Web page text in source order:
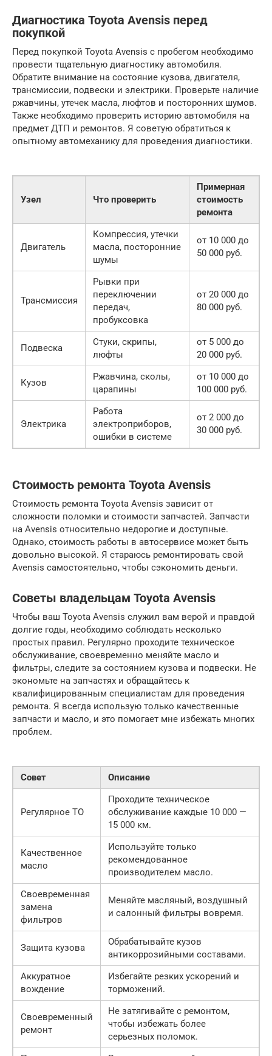
Диагностика Toyota Avensis перед
покупкой
Перед покупкой Toyota Avensis с пробегом необходимо
провести тщательную диагностику автомобиля.
Обратите внимание на состояние кузова, двигателя,
трансмиссии, подвески и электрики. Проверьте наличие
ржавчины, утечек масла, люфтов и посторонних шумов.
Также необходимо проверить историю автомобиля на
предмет ДТП и ремонтов. Я советую обратиться к
опытному автомеханику для проведения диагностики.
Узел Что проверить
Примерная
стоимость
ремонта
Двигатель
Компрессия, утечки
масла, посторонние
шумы
от 10 000 до
50 000 руб.
Трансмиссия
Рывки при
переключении
передач,
пробуксовка
от 20 000 до
80 000 руб.
Подвеска
Стуки, скрипы,
люфты
от 5 000 до
20 000 руб.
Кузов
Ржавчина, сколы,
царапины
от 10 000 до
100 000 руб.
Электрика
Работа
электроприборов,
ошибки в системе
от 2 000 до
30 000 руб.
Стоимость ремонта Toyota Avensis
Стоимость ремонта Toyota Avensis зависит от
сложности поломки и стоимости запчастей. Запчасти
на Avensis относительно недорогие и доступные.
Однако, стоимость работы в автосервисе может быть
довольно высокой. Я стараюсь ремонтировать свой
Avensis самостоятельно, чтобы сэкономить деньги.
Советы владельцам Toyota Avensis
Чтобы ваш Toyota Avensis служил вам верой и правдой
долгие годы, необходимо соблюдать несколько
простых правил. Регулярно проходите техническое
обслуживание, своевременно меняйте масло и
фильтры, следите за состоянием кузова и подвески. Не
экономьте на запчастях и обращайтесь к
квалифицированным специалистам для проведения
ремонта. Я всегда использую только качественные
запчасти и масло, и это помогает мне избежать многих
проблем.
Совет Описание
Регулярное ТО
Проходите техническое
обслуживание каждые 10 000 —
15 000 км.
Качественное
масло
Используйте только
рекомендованное
производителем масло.
Своевременная
замена
фильтров
Меняйте масляный, воздушный
и салонный фильтры вовремя.
Защита кузова
Обрабатывайте кузов
антикоррозийными составами.
Аккуратное
вождение
Избегайте резких ускорений и
торможений.
Своевременный
ремонт
Не затягивайте с ремонтом,
чтобы избежать более
серьезных поломок.